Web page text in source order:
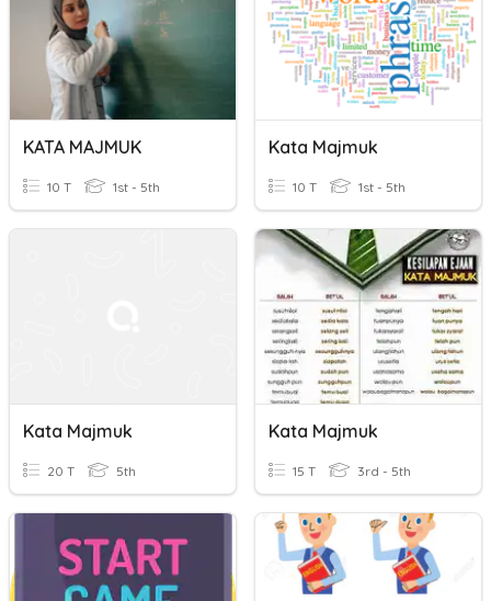
KATA MAJMUK
10 T 1st - 5th
Kata Majmuk
10 T 1st - 5th
Kata Majmuk
20 T 5th
Kata Majmuk
15 T 3rd - 5th